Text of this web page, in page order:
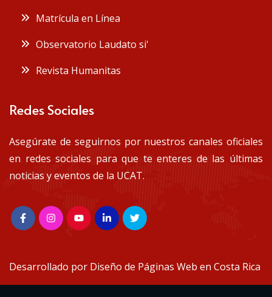
Matrícula en Línea
Observatorio Laudato si'
Revista Humanitas
Redes Sociales
Asegúrate de seguirnos por nuestros canales oficiales
en redes sociales para que te enteres de las últimas
noticias y eventos de la UCAT.
Desarrollado por Diseño de Páginas Web en Costa Rica